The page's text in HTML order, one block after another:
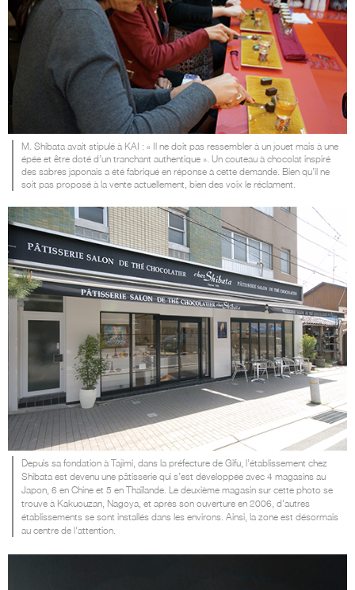
M. Shibata avait stipulé à KAI : « Il ne doit pas ressembler à un jouet mais à une
épée et être doté d’un tranchant authentique ». Un couteau à chocolat inspiré
des sabres japonais a été fabriqué en réponse à cette demande. Bien qu’il ne
soit pas proposé à la vente actuellement, bien des voix le réclament.
Depuis sa fondation à Tajimi, dans la préfecture de Gifu, l’établissement chez
Shibata est devenu une pâtisserie qui s’est développée avec 4 magasins au
Japon, 6 en Chine et 5 en Thaïlande. Le deuxième magasin sur cette photo se
trouve à Kakuouzan, Nagoya, et après son ouverture en 2006, d’autres
établissements se sont installés dans les environs. Ainsi, la zone est désormais
au centre de l’attention.